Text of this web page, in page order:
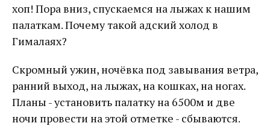
хоп! Пора вниз, спускаемся на лыжах к нашим
палаткам. Почему такой адский холод в
Гималаях?
Скромный ужин, ночёвка под завывания ветра,
ранний выход, на лыжах, на кошках, на ногах.
Планы - установить палатку на 6500м и две
ночи провести на этой отметке - сбываются.